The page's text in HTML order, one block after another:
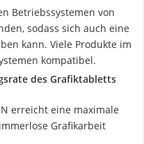
Betriebssystemen von
sodass sich auch eine
kann. Viele Produkte im
kompatibel.
des Grafiktabletts
erreicht eine maximale
Grafikarbeit